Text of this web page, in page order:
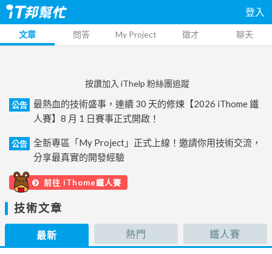
登入
文章 問答 My Project 徵才 聊天
按讚加入 iThelp 粉絲團追蹤
公告
最熱血的技術盛事，連續 30 天的修煉【2026 iThome 鐵
人賽】8 月 1 日賽事正式開啟！
公告
全新專區「My Project」正式上線！邀請你用技術交流，
分享最真實的開發經驗
前往 iThome鐵人賽
技術文章
最新 熱門 鐵人賽